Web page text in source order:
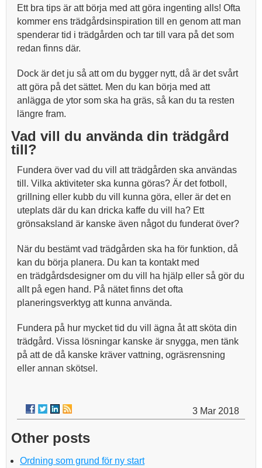
Ett bra tips är att börja med att göra ingenting alls! Ofta
kommer ens trädgårdsinspiration till en genom att man
spenderar tid i trädgården och tar till vara på det som
redan finns där.
Dock är det ju så att om du bygger nytt, då är det svårt
att göra på det sättet. Men du kan börja med att
anlägga de ytor som ska ha gräs, så kan du ta resten
längre fram.
Vad vill du använda din trädgård
till?
Fundera över vad du vill att trädgården ska användas
till. Vilka aktiviteter ska kunna göras? Är det fotboll,
grillning eller kubb du vill kunna göra, eller är det en
uteplats där du kan dricka kaffe du vill ha? Ett
grönsaksland är kanske även något du funderat över?
När du bestämt vad trädgården ska ha för funktion, då
kan du börja planera. Du kan ta kontakt med
en trädgårdsdesigner om du vill ha hjälp eller så gör du
allt på egen hand. På nätet finns det ofta
planeringsverktyg att kunna använda.
Fundera på hur mycket tid du vill ägna åt att sköta din
trädgård. Vissa lösningar kanske är snygga, men tänk
på att de då kanske kräver vattning, ogräsrensning
eller annan skötsel.
3 Mar 2018
Other posts
Ordning som grund för ny start